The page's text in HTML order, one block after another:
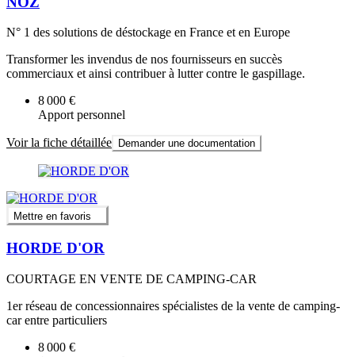
N° 1 des solutions de déstockage en France et en Europe
Transformer les invendus de nos fournisseurs en succès
commerciaux et ainsi contribuer à lutter contre le gaspillage.
8 000 €
Apport personnel
Voir la fiche détaillée Demander une documentation
Mettre en favoris
HORDE D'OR
COURTAGE EN VENTE DE CAMPING-CAR
1er réseau de concessionnaires spécialistes de la vente de camping-
car entre particuliers
8 000 €